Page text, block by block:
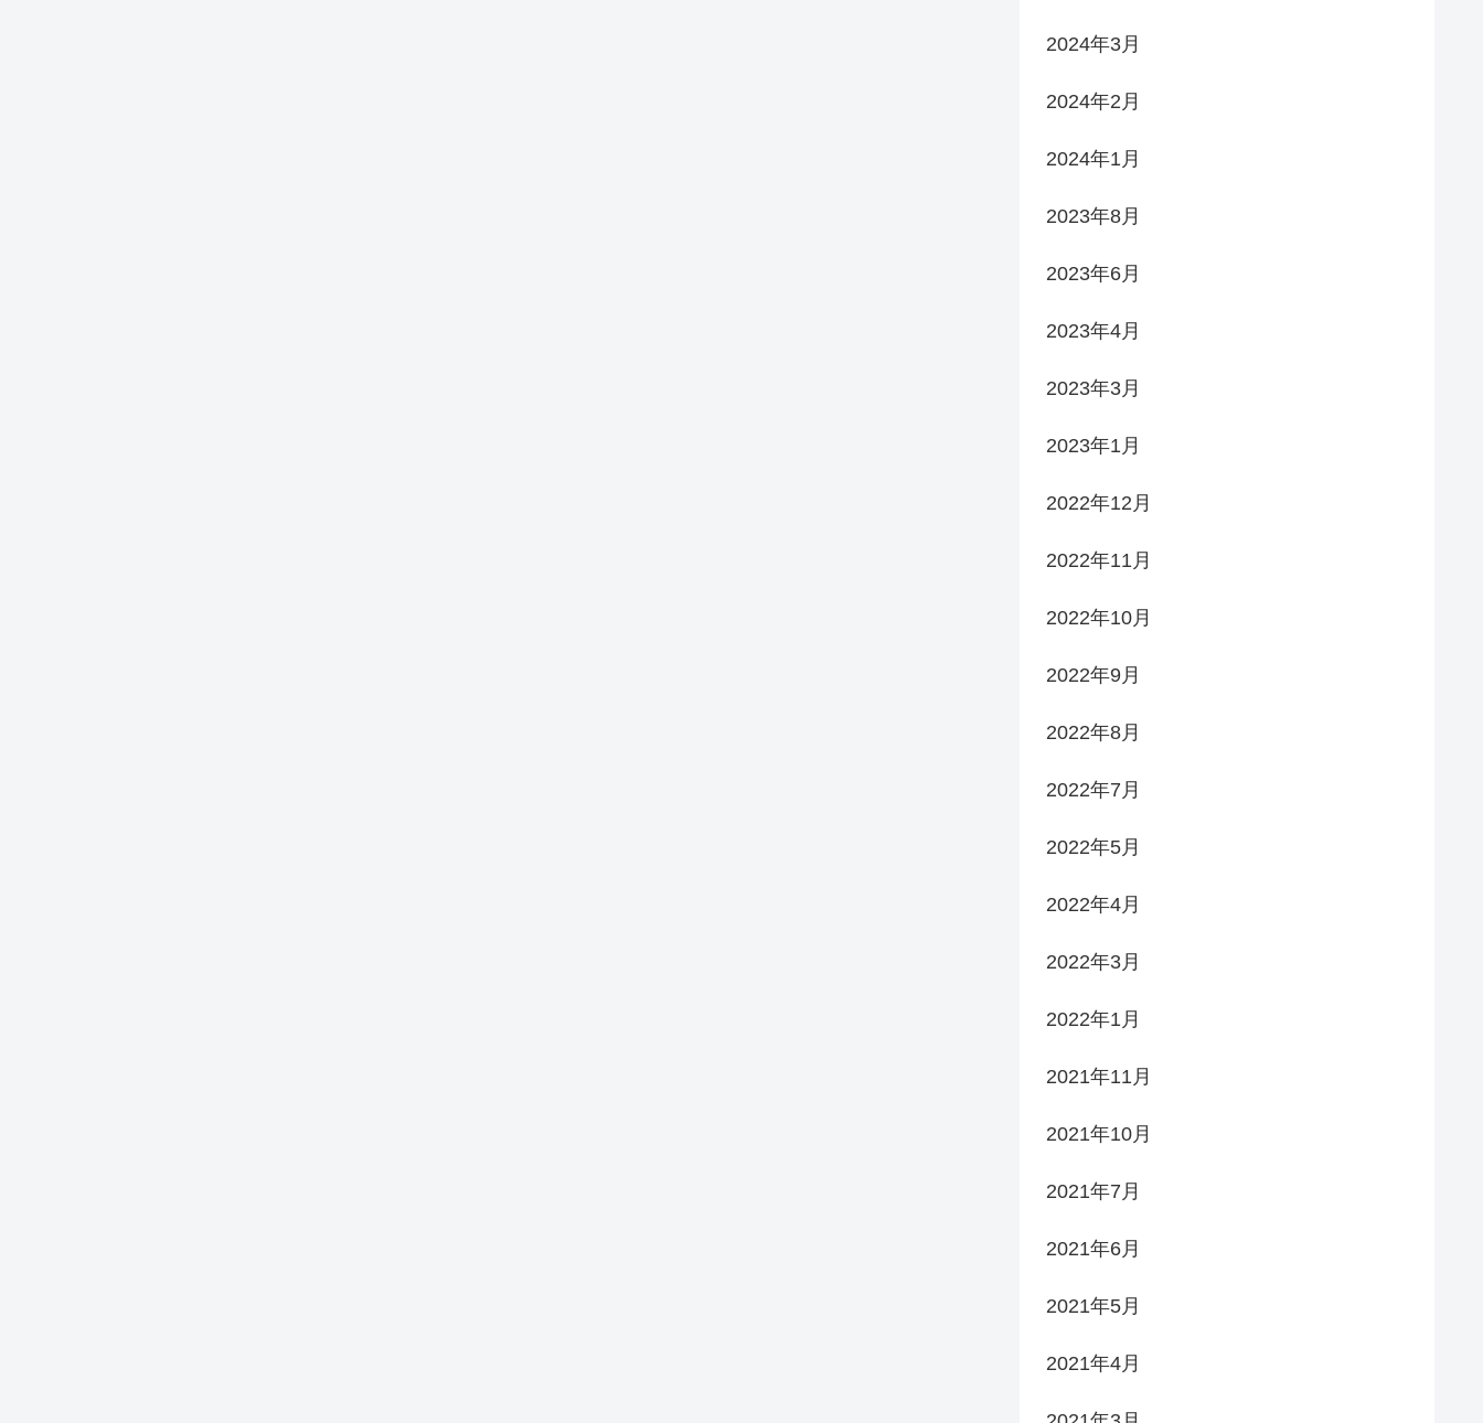
2024年3月
2024年2月
2024年1月
2023年8月
2023年6月
2023年4月
2023年3月
2023年1月
2022年12月
2022年11月
2022年10月
2022年9月
2022年8月
2022年7月
2022年5月
2022年4月
2022年3月
2022年1月
2021年11月
2021年10月
2021年7月
2021年6月
2021年5月
2021年4月